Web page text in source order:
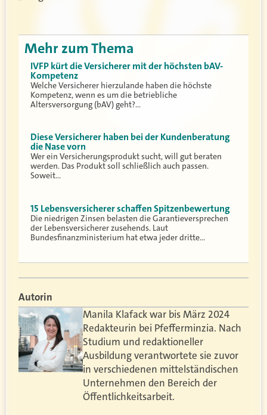
Mehr zum Thema
IVFP kürt die Versicherer mit der höchsten bAV-
Kompetenz
Welche Versicherer hierzulande haben die höchste
Kompetenz, wenn es um die betriebliche
Altersversorgung (bAV) geht?…
Diese Versicherer haben bei der Kundenberatung
die Nase vorn
Wer ein Versicherungsprodukt sucht, will gut beraten
werden. Das Produkt soll schließlich auch passen.
Soweit…
15 Lebensversicherer schaffen Spitzenbewertung
Die niedrigen Zinsen belasten die Garantieversprechen
der Lebensversicherer zusehends. Laut
Bundesfinanzministerium hat etwa jeder dritte…
Autorin
Manila Klafack war bis März 2024
Redakteurin bei Pfefferminzia. Nach
Studium und redaktioneller
Ausbildung verantwortete sie zuvor
in verschiedenen mittelständischen
Unternehmen den Bereich der
Öffentlichkeitsarbeit.